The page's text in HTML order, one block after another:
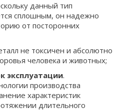
данный тип
сплошным, он надежно
от посторонних
не токсичен и абсолютно
человека и животных;
эксплуатации.
производства
характеристик
длительного